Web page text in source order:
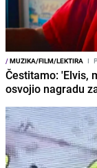
/MUZIKA/FILM/LEKTIRA I
Čestitamo: 'Elvis,
osvojio nagradu